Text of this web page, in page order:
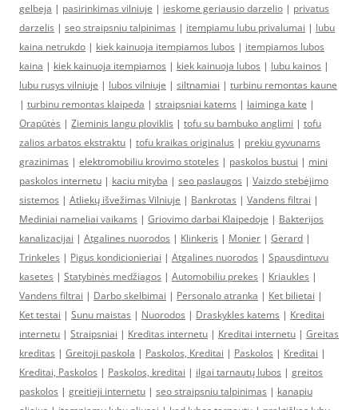
gelbeja | pasirinkimas vilniuje | ieskome geriausio darzelio | privatus
darzelis | seo straipsniu talpinimas | itempiamu lubu privalumai | lubu
kaina netrukdo | kiek kainuoja itempiamos lubos | itempiamos lubos
kaina | kiek kainuoja itempiamos | kiek kainuoja lubos | lubu kainos |
lubu rusys vilniuje | lubos vilniuje | siltnamiai | turbinu remontas kaune
| turbinu remontas klaipeda | straipsniai katems | laiminga kate |
Orapūtės | Zieminis langu ploviklis | tofu su bambuko anglimi | tofu
zalios arbatos ekstraktu | tofu kraikas originalus | prekiu gyvunams
grazinimas | elektromobiliu krovimo stoteles | paskolos bustui | mini
paskolos internetu | kaciu mityba | seo paslaugos | Vaizdo stebėjimo
sistemos | Atliekų išvežimas Vilniuje | Bankrotas | Vandens filtrai |
Mediniai nameliai vaikams | Griovimo darbai Klaipedoje | Bakterijos
kanalizacijai | Atgalines nuorodos | Klinkeris | Monier | Gerard |
Trinkeles | Pigus kondicionieriai | Atgalines nuorodos | Spausdintuvu
kasetes | Statybinės medžiagos | Automobiliu prekes | Kriaukles |
Vandens filtrai | Darbo skelbimai | Personalo atranka | Ket bilietai |
Ket testai | Sunu maistas | Nuorodos | Draskykles katems | Kreditai
internetu | Straipsniai | Kreditas internetu | Kreditai internetu | Greitas
kreditas | Greitoji paskola | Paskolos, Kreditai | Paskolos | Kreditai |
Kreditai, Paskolos | Paskolos, kreditai | ilgai tarnautų lubos | greitos
paskolos | greitieji internetu | seo straipsniu talpinimas | kanapiu